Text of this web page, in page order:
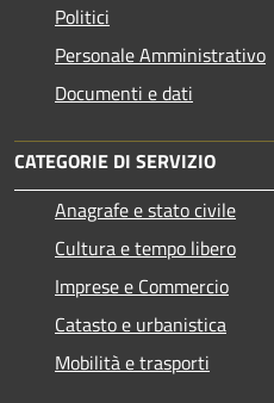
Politici
Personale Amministrativo
Documenti e dati
CATEGORIE DI SERVIZIO
Anagrafe e stato civile
Cultura e tempo libero
Imprese e Commercio
Catasto e urbanistica
Mobilità e trasporti